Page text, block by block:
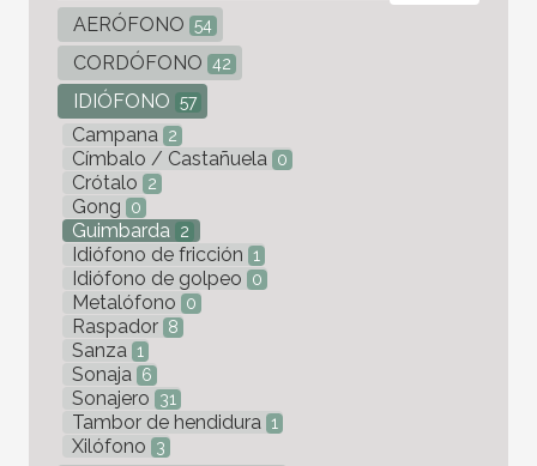
AERÓFONO 54
CORDÓFONO 42
IDIÓFONO 57
Campana 2
Címbalo / Castañuela 0
Crótalo 2
Gong 0
Guimbarda 2
Idiófono de fricción 1
Idiófono de golpeo 0
Metalófono 0
Raspador 8
Sanza 1
Sonaja 6
Sonajero 31
Tambor de hendidura 1
Xilófono 3